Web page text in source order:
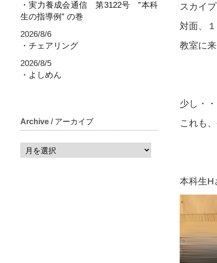
・実力養成会通信 第3122号 ”本科
生の指導例” の巻
2026/8/6
・チェアリング
2026/8/5
・よしめん
Archive / アーカイブ
スカイ
対面、
教室に
少し・
これも
本科生H